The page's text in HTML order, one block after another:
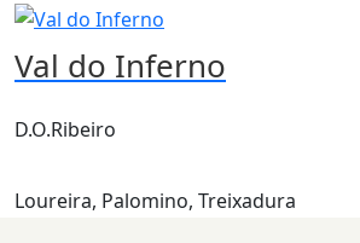
Val do Inferno
D.O.Ribeiro
Loureira, Palomino, Treixadura